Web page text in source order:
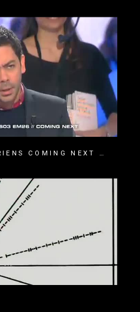
SALUT LES TERRIENS COMING NEXT SAISON 3 ÉMISSION 26